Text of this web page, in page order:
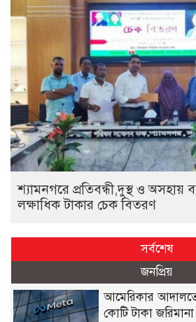
শ্যামনগরে প্রতিবন্ধী,দুস্থ ও অসহায়
লক্ষাধিক টাকার চেক বিতরণ
সর্বশেষ
জনপ্রিয়
আমেরিকার
কোটি টাকা জরিমানা